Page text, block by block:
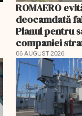
ROMAERO
deocamdată
Planul pentru
companiei
fost confirmat
06 AUGUST 2026